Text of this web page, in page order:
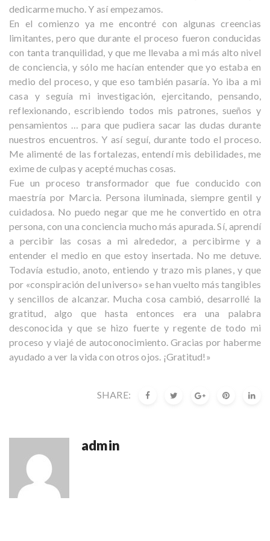
a
v
i
g
a
t
i
o
n
v
e
t
r
a
n
s
p
e
r
s
o
n
a
l
t
h
e
r
a
p
y
dedicarme mucho. Y así empezamos.
En el comienzo ya me encontré con algunas creencias
limitantes, pero que durante el proceso fueron conducidas
con tanta tranquilidad, y que me llevaba a mi más alto nivel
de conciencia, y sólo me hacían entender que yo estaba en
medio del proceso, y que eso también pasaría. Yo iba a mi
casa y seguía mi investigación, ejercitando, pensando,
reflexionando, escribiendo todos mis patrones, sueños y
pensamientos … para que pudiera sacar las dudas durante
nuestros encuentros. Y así seguí, durante todo el proceso.
Me alimenté de las fortalezas, entendí mis debilidades, me
exime de culpas y acepté muchas cosas.
Fue un proceso transformador que fue conducido con
maestría por Marcia. Persona iluminada, siempre gentil y
cuidadosa. No puedo negar que me he convertido en otra
persona, con una conciencia mucho más apurada. Sí, aprendí
a percibir las cosas a mi alrededor, a percibirme y a
entender el medio en que estoy insertada. No me detuve.
Todavía estudio, anoto, entiendo y trazo mis planes, y que
por «conspiración del universo» se han vuelto más tangibles
y sencillos de alcanzar. Mucha cosa cambió, desarrollé la
gratitud, algo que hasta entonces era una palabra
desconocida y que se hizo fuerte y regente de todo mi
proceso y viajé de autoconocimiento. Gracias por haberme
ayudado a ver la vida con otros ojos. ¡Gratitud!»
SHARE:
admin